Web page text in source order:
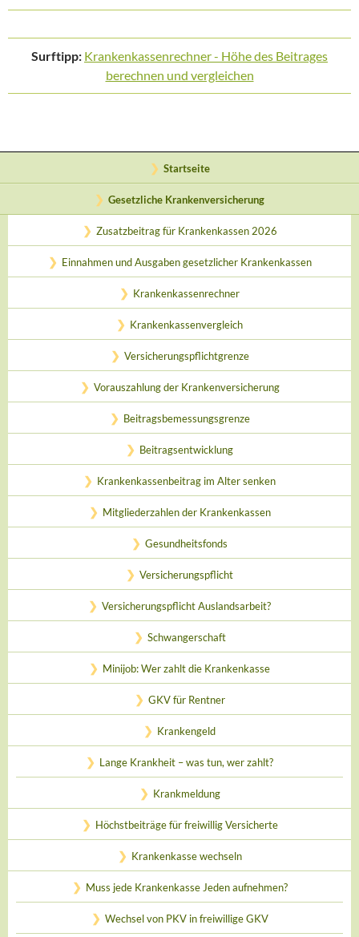
Surftipp: Krankenkassenrechner - Höhe des Beitrages
berechnen und vergleichen
Startseite
Gesetzliche Krankenversicherung
Zusatzbeitrag für Krankenkassen 2026
Einnahmen und Ausgaben gesetzlicher Krankenkassen
Krankenkassenrechner
Krankenkassenvergleich
Versicherungspflichtgrenze
Vorauszahlung der Krankenversicherung
Beitragsbemessungsgrenze
Beitragsentwicklung
Krankenkassenbeitrag im Alter senken
Mitgliederzahlen der Krankenkassen
Gesundheitsfonds
Versicherungspflicht
Versicherungspflicht Auslandsarbeit?
Schwangerschaft
Minijob: Wer zahlt die Krankenkasse
GKV für Rentner
Krankengeld
Lange Krankheit – was tun, wer zahlt?
Krankmeldung
Höchstbeiträge für freiwillig Versicherte
Krankenkasse wechseln
Muss jede Krankenkasse Jeden aufnehmen?
Wechsel von PKV in freiwillige GKV